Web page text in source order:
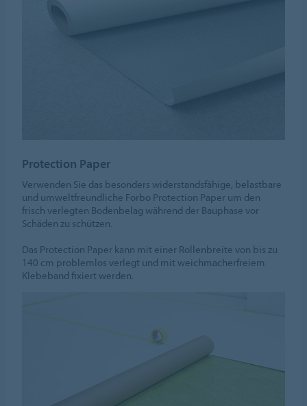
Protection Paper
Verwenden Sie das besonders widerstandsfähige, belastbare
und umweltfreundliche Forbo Protection Paper um den
frisch verlegten Bodenbelag während der Bauphase vor
Schäden zu schützen.
Das Protection Paper kann mit einer Rollenbreite von bis zu
140 cm problemlos verlegt und mit weichmacherfreiem
Klebeband fixiert werden.